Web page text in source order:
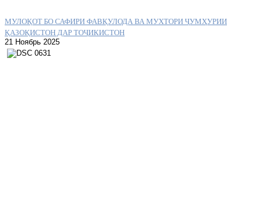
МУЛОҚОТ БО САФИРИ ФАВҚУЛОДА ВА МУХТОРИ ҶУМҲУРИИ
ҚАЗОҚИСТОН ДАР ТОҶИКИСТОН
21 Ноябрь 2025